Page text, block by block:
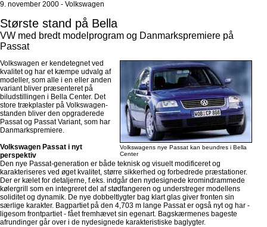
9. november 2000 - Volkswagen
Største stand på Bella
VW med bredt modelprogram og Danmarkspremiere på
Passat
Volkswagens nye Passat kan beundres i Bella
Center
Volkswagen er kendetegnet ved
kvalitet og har et kæmpe udvalg af
modeller, som alle i en eller anden
variant bliver præsenteret på
biludstillingen i Bella Center. Det
store trækplaster på Volkswagen-
standen bliver den opgraderede
Passat og Passat Variant, som har
Danmarkspremiere.
Volkswagen Passat i nyt
perspektiv
Den nye Passat-generation er både teknisk og visuelt modificeret og
karakteriseres ved øget kvalitet, større sikkerhed og forbedrede præstationer.
Der er kælet for detaljerne, f.eks. indgår den nydesignede kromindrammede
kølergrill som en integreret del af stødfangeren og understreger modellens
soliditet og dynamik. De nye dobbeltlygter bag klart glas giver fronten sin
særlige karakter. Bagpartiet på den 4,703 m lange Passat er også nyt og har -
ligesom frontpartiet - fået fremhævet sin egenart. Bagskærmenes bageste
afrundinger går over i de nydesignede karakteristiske baglygter.